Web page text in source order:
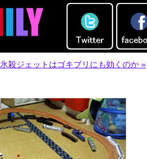
氷殺ジェットはゴキブリにも効くのか »